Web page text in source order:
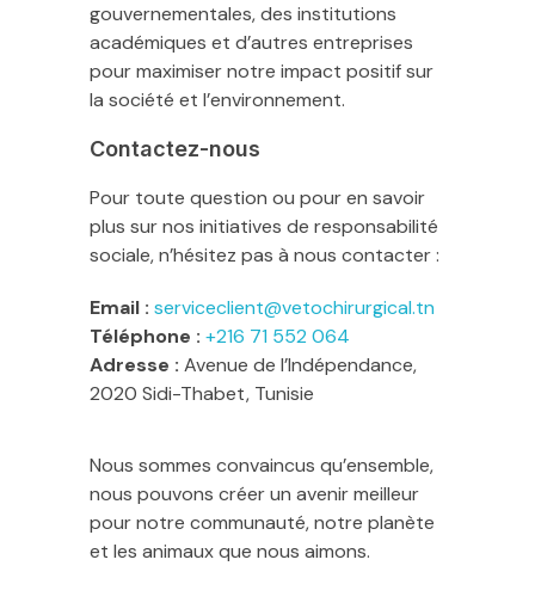
gouvernementales, des institutions
académiques et d’autres entreprises
pour maximiser notre impact positif sur
la société et l’environnement.
Contactez-nous
Pour toute question ou pour en savoir
plus sur nos initiatives de responsabilité
sociale, n’hésitez pas à nous contacter :
Email : serviceclient@vetochirurgical.tn
Téléphone : +216 71 552 064
Adresse : Avenue de l’Indépendance,
2020 Sidi-Thabet, Tunisie
Nous sommes convaincus qu’ensemble,
nous pouvons créer un avenir meilleur
pour notre communauté, notre planète
et les animaux que nous aimons.